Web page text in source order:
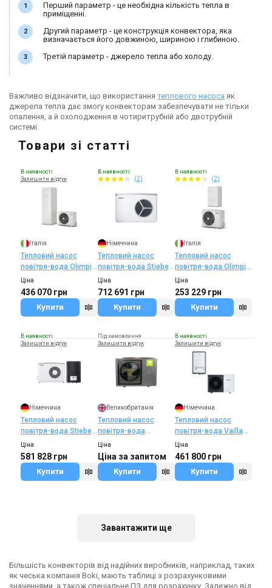
Перший параметр - це необхідна кількість тепла в
приміщенні.
Другий параметр - це конструкція конвектора, яка
визначається його довжиною, шириною і глибиною.
Третій параметр - джерело тепла або холоду.
Важливо відзначити, що використання теплового насоса як
джерела тепла дає змогу конвекторам забезпечувати не тільки
опалення, а й охолодження в чотиритрубній або двотрубній
системі.
Товари зі статті
В наявності
Залишити відгук
Італія
Тепловий насос
повітря-вода Olimpia
Splendid Sherpa S3
Tower
Ціна
436 070 грн
Купити
В наявності
(2)
Німеччина
Тепловий насос
повітря-вода Stiebel
Eltron HPA-O 13
Premium
Ціна
712 691 грн
Купити
В наявності
(2)
Італія
Тепловий насос
повітря-вода Olimpia
Splendid Sherpa S3
Ціна
253 229 грн
Купити
В наявності
Залишити відгук
Німеччина
Тепловий насос
повітря-вода Stiebel
Eltron HPA-O 8 CS
PLUS FLEX SET
Ціна
581 828 грн
Купити
Під замовлення
Залишити відгук
Великобританія
Тепловий насос
повітря-вода
MYCOND HEVI
Ціна
Ціна за запитом
Купити
В наявності
Залишити відгук
Німеччина
Тепловий насос
повітря-вода Vaillant
aroTHERM VWL 105/5
AS/IS 400V
Ціна
461 800 грн
Купити
Тепловий насос
Завантажити ще
Більшість конвекторів від надійних виробників, наприклад, таких
як чеська компанія Boki, мають таблиці з розрахунковими
значеннями, а також спеціальне ПЗ для розрахунку. Залежно від